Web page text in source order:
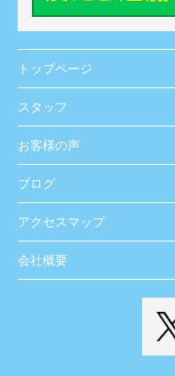
トップページ
スタッフ
お客様の声
ブログ
アクセスマップ
会社概要